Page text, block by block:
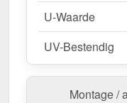
U-Waarde
UV-Bestendig
Montage /